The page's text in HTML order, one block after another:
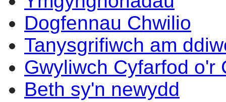
Dogfennau Chwilio
Tanysgrifiwch am
Gwyliwch Cyfarfod o'r
Beth sy'n newydd